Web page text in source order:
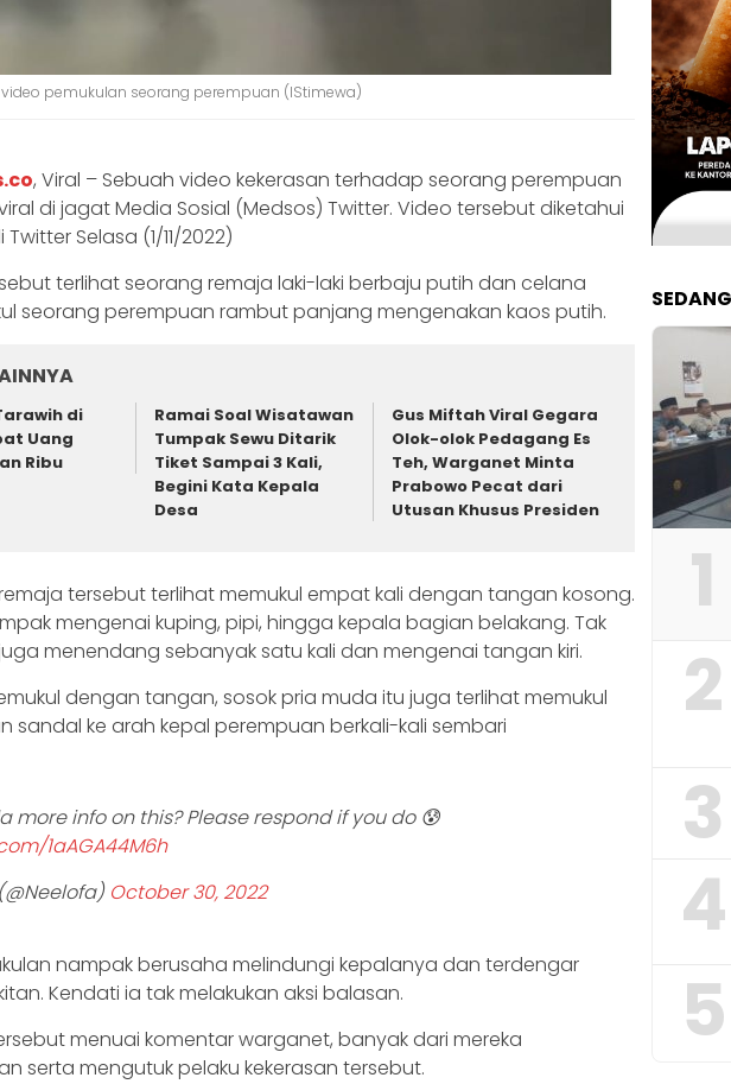
pemukulan seorang perempuan (IStimewa)
, Viral – Sebuah video kekerasan terhadap seorang perempuan
di jagat Media Sosial (Medsos) Twitter. Video tersebut diketahui
Selasa (1/11/2022)
terlihat seorang remaja laki-laki berbaju putih dan celana
seorang perempuan rambut panjang mengenakan kaos putih.
di
Uang
Ribu
Ramai Soal Wisatawan
Tumpak Sewu Ditarik
Tiket Sampai 3 Kali,
Begini Kata Kepala
Desa
Gus Miftah Viral Gegara
Olok-olok Pedagang Es
Teh, Warganet Minta
Prabowo Pecat dari
Utusan Khusus Presiden
tersebut terlihat memukul empat kali dengan tangan kosong.
mengenai kuping, pipi, hingga kepala bagian belakang. Tak
menendang sebanyak satu kali dan mengenai tangan kiri.
dengan tangan, sosok pria muda itu juga terlihat memukul
sandal ke arah kepal perempuan berkali-kali sembari
more info on this? Please respond if you do 😰
1aAGA44M6h
October 30, 2022
nampak berusaha melindungi kepalanya dan terdengar
Kendati ia tak melakukan aksi balasan.
menuai komentar warganet, banyak dari mereka
serta mengutuk pelaku kekerasan tersebut.
1
2
3
4
5